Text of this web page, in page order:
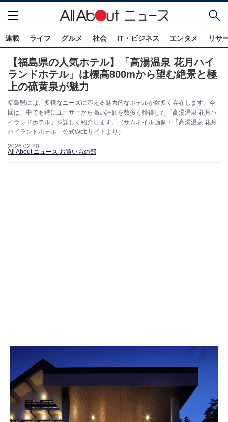
連載 ライフ グルメ 社会 IT・ビジネス エンタメ リサ
【福島県の人気ホテル】「高湯温泉 花月ハイ
ランドホテル」は標高800mから望む絶景と極
上の硫黄泉が魅力
福島県には、多様なニーズに応える魅力的なホテルが数多く存在します。今
回は、中でも特にユーザーから高い評価を数多く獲得した「高湯温泉 花月ハ
イランドホテル」を詳しく紹介します。（サムネイル画像：「高湯温泉 花月
ハイランドホテル」公式Webサイトより）
2026.02.20
All About ニュース お買いもの部